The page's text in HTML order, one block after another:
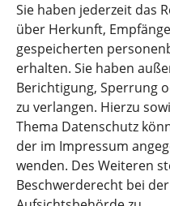
Sie haben jederzeit das
über Herkunft,
gespeicherten
erhalten. Sie haben
Berichtigung, Sperrung
zu verlangen. Hierzu
Thema Datenschutz
der im Impressum
wenden. Des Weiteren
Beschwerderecht bei